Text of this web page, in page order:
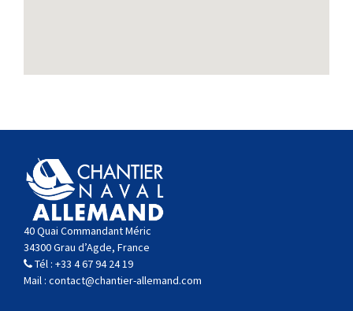
40 Quai Commandant Méric
34300 Grau d’Agde, France
Tél : +33 4 67 94 24 19
Mail : contact@chantier-allemand.com